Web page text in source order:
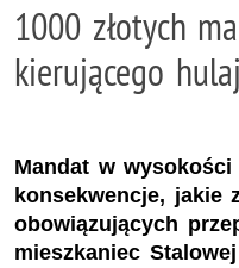
1000 złotych
kierującego
Mandat w wysokości
konsekwencje, jakie
obowiązujących
mieszkaniec